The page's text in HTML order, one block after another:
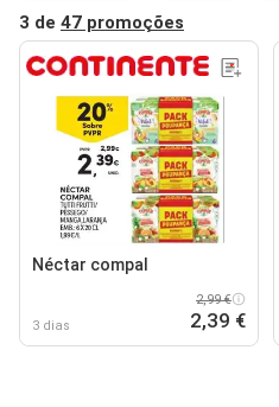
3 de 47 promoções
Néctar compal
3 dias
2,99 €
2,39 €